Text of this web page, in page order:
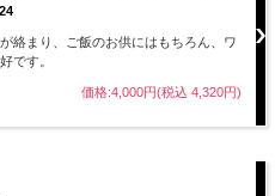
絡まり、ご飯のお供にはもちろん、ワ
です。
価格:4,000円(税込 4,320円)